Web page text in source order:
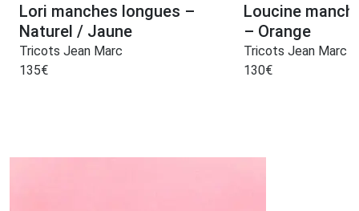
Lori manches longues –
Naturel / Jaune
Tricots Jean Marc
135€
Loucine
– Orange
Tricots Jean Marc
130€